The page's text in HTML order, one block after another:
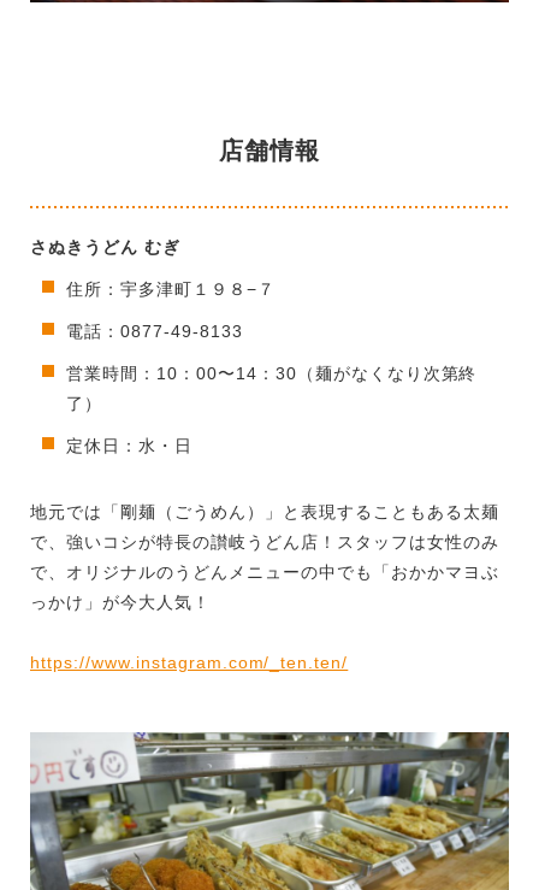
店舗情報
さぬきうどん むぎ
住所：宇多津町１９８−７
電話：0877-49-8133
営業時間：10：00〜14：30（麺がなくなり次第終
了）
定休日：水・日
地元では「剛麺（ごうめん）」と表現することもある太麺
で、強いコシが特長の讃岐うどん店！スタッフは女性のみ
で、オリジナルのうどんメニューの中でも「おかかマヨぶ
っかけ」が今大人気！
https://www.instagram.com/_ten.ten/